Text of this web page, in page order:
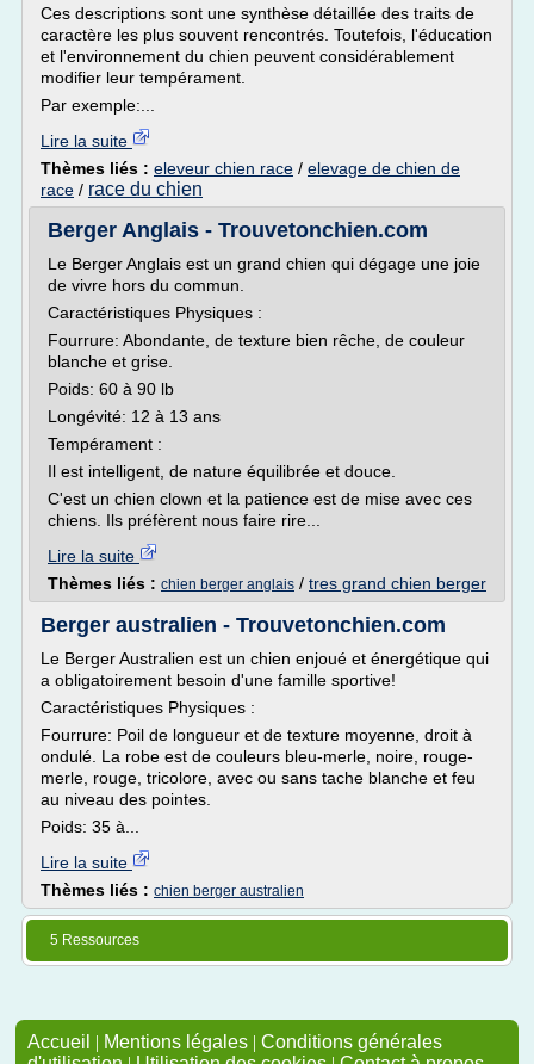
Ces descriptions sont une synthèse détaillée des traits de
caractère les plus souvent rencontrés. Toutefois, l'éducation
et l'environnement du chien peuvent considérablement
modifier leur tempérament.
Par exemple:...
Lire la suite
Thèmes liés : eleveur chien race / elevage de chien de
race / race du chien
Berger Anglais - Trouvetonchien.com
Le Berger Anglais est un grand chien qui dégage une joie
de vivre hors du commun.
Caractéristiques Physiques :
Fourrure: Abondante, de texture bien rêche, de couleur
blanche et grise.
Poids: 60 à 90 lb
Longévité: 12 à 13 ans
Tempérament :
Il est intelligent, de nature équilibrée et douce.
C'est un chien clown et la patience est de mise avec ces
chiens. Ils préfèrent nous faire rire...
Lire la suite
Thèmes liés : chien berger anglais / tres grand chien berger
Berger australien - Trouvetonchien.com
Le Berger Australien est un chien enjoué et énergétique qui
a obligatoirement besoin d'une famille sportive!
Caractéristiques Physiques :
Fourrure: Poil de longueur et de texture moyenne, droit à
ondulé. La robe est de couleurs bleu-merle, noire, rouge-
merle, rouge, tricolore, avec ou sans tache blanche et feu
au niveau des pointes.
Poids: 35 à...
Lire la suite
Thèmes liés : chien berger australien
5 Ressources
Accueil | Mentions légales | Conditions générales